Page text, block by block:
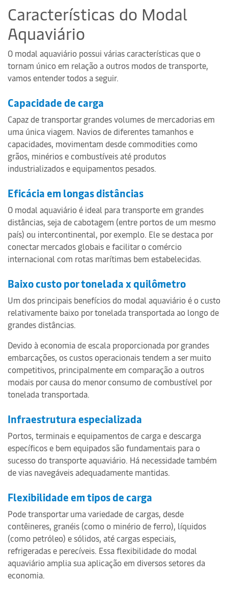
Características do Modal
Aquaviário
O modal aquaviário possui várias características que o
tornam único em relação a outros modos de transporte,
vamos entender todos a seguir.
Capacidade de carga
Capaz de transportar grandes volumes de mercadorias em
uma única viagem. Navios de diferentes tamanhos e
capacidades, movimentam desde commodities como
grãos, minérios e combustíveis até produtos
industrializados e equipamentos pesados.
Eficácia em longas distâncias
O modal aquaviário é ideal para transporte em grandes
distâncias, seja de cabotagem (entre portos de um mesmo
país) ou intercontinental, por exemplo. Ele se destaca por
conectar mercados globais e facilitar o comércio
internacional com rotas marítimas bem estabelecidas.
Baixo custo por tonelada x quilômetro
Um dos principais benefícios do modal aquaviário é o custo
relativamente baixo por tonelada transportada ao longo de
grandes distâncias.
Devido à economia de escala proporcionada por grandes
embarcações, os custos operacionais tendem a ser muito
competitivos, principalmente em comparação a outros
modais por causa do menor consumo de combustível por
tonelada transportada.
Infraestrutura especializada
Portos, terminais e equipamentos de carga e descarga
específicos e bem equipados são fundamentais para o
sucesso do transporte aquaviário. Há necessidade também
de vias navegáveis adequadamente mantidas.
Flexibilidade em tipos de carga
Pode transportar uma variedade de cargas, desde
contêineres, granéis (como o minério de ferro), líquidos
(como petróleo) e sólidos, até cargas especiais,
refrigeradas e perecíveis. Essa flexibilidade do modal
aquaviário amplia sua aplicação em diversos setores da
economia.